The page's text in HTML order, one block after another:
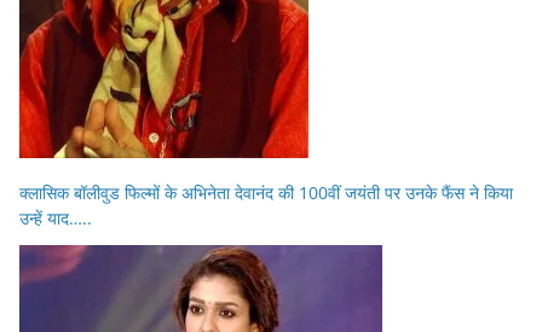
क्लासिक बॉलीवुड फिल्मों के अभिनेता देवानंद की 100वीं जयंती पर उनके फैंस ने किया
उन्हें याद…..